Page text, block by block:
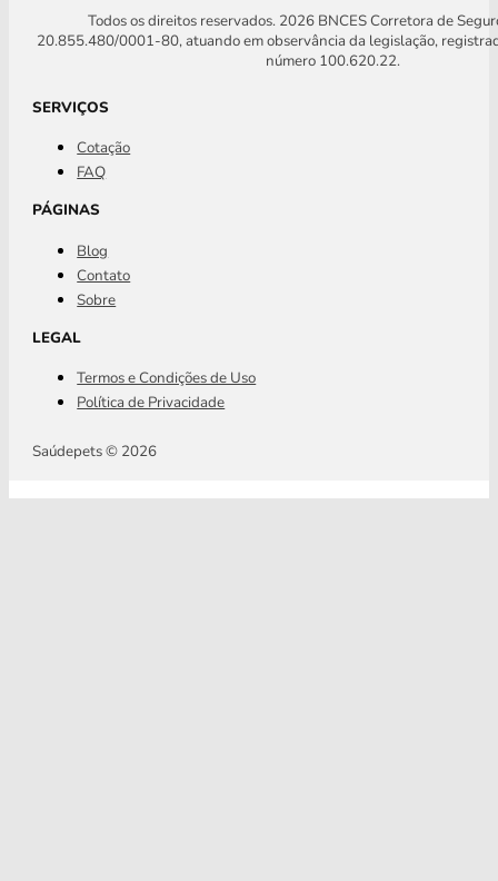
Todos os direitos reservados. 2026 BNCES Corretora de
20.855.480/0001-80, atuando em observância da legislação,
número 100.620.22.
SERVIÇOS
Cotação
FAQ
PÁGINAS
Blog
Contato
Sobre
LEGAL
Termos e Condições de Uso
Política de Privacidade
Saúdepets © 2026